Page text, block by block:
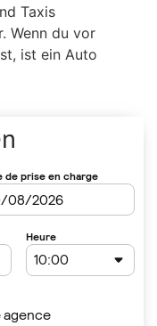
Taxis
Wenn du vor
ist ein Auto